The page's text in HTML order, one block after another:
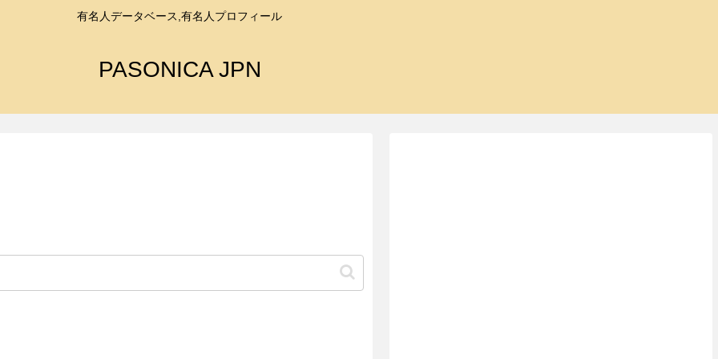
有名人データベース,有名人プロフィール
PASONICA JPN